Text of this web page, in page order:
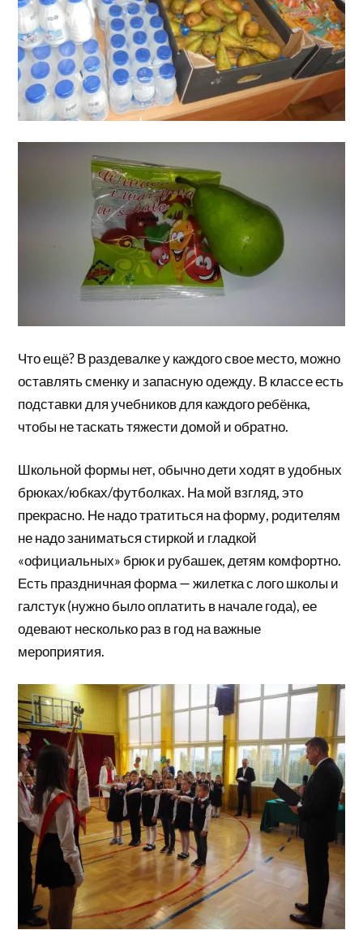
Что ещё? В раздевалке у каждого свое место, можно
оставлять сменку и запасную одежду. В классе есть
подставки для учебников для каждого ребёнка,
чтобы не таскать тяжести домой и обратно.
Школьной формы нет, обычно дети ходят в удобных
брюках/юбках/футболках. На мой взгляд, это
прекрасно. Не надо тратиться на форму, родителям
не надо заниматься стиркой и гладкой
«официальных» брюк и рубашек, детям комфортно.
Есть праздничная форма — жилетка с лого школы и
галстук (нужно было оплатить в начале года), ее
одевают несколько раз в год на важные
мероприятия.